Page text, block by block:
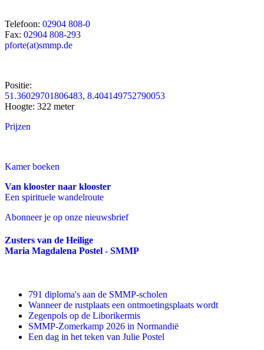
Telefoon: 02904 808-0
Fax: 02904 808-293
pforte(at)smmp.de
Positie:
51.36029701806483, 8.404149752790053
Hoogte: 322 meter
Prijzen
Kamer boeken
Van klooster naar klooster
Een spirituele wandelroute
Abonneer je op onze nieuwsbrief
Zusters van de Heilige
Maria Magdalena Postel - SMMP
791 diploma's aan de SMMP-scholen
Wanneer de rustplaats een ontmoetingsplaats wordt
Zegenpols op de Liborikermis
SMMP-Zomerkamp 2026 in Normandië
Een dag in het teken van Julie Postel